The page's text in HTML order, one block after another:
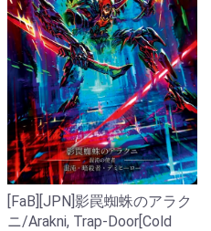
[FaB][JPN]影罠蜘蛛のアラク
ニ/Arakni, Trap-Door[Cold